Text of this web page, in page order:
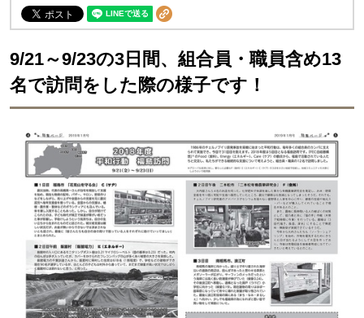
9/21～9/23の3日間、組合員・職員含め13
名で訪問をした際の様子です！